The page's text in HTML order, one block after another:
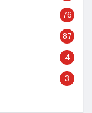
76
87
4
3